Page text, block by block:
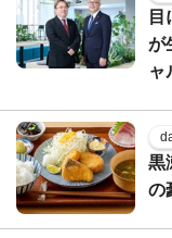
が
ャ
黒
の